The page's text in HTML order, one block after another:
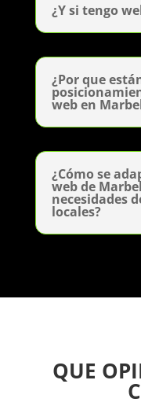
¿Y si tengo
¿Por que
web en
¿Cómo se
web de
necesidades
locales?
QUE